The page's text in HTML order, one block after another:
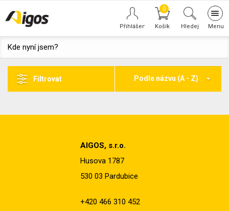
0
Hledej
Kde nyní jsem?
Filtrovat Podle názvu (A - Z)
AIGOS, s.r.o.
Husova 1787
530 03 Pardubice
+420 466 310 452